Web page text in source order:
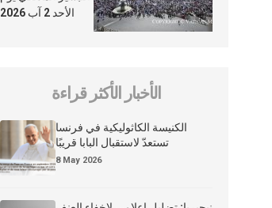
الأحد 2 آب 2026
الأخبار الأكثر قراءة
الكنيسة الكاثوليكية في فرنسا
تستعدّ لاستقبال البابا قريبًا
8 May 2026